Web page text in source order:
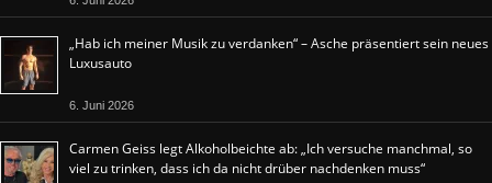
„Hab ich meiner Musik zu verdanken“ – Asche präsentiert sein neues
Luxusauto
6. Juni 2026
Carmen Geiss legt Alkoholbeichte ab: „Ich versuche manchmal, so
viel zu trinken, dass ich da nicht drüber nachdenken muss“